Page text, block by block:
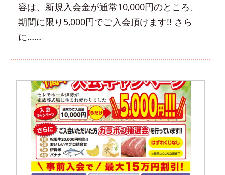
容は、新規入会金が通常10,000円のところ、
期間に限り5,000円でご入会頂けます!! さら
に……